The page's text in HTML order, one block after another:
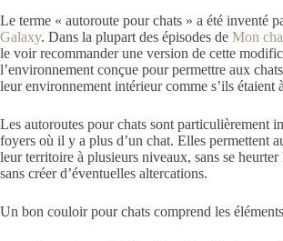
Le terme « autoroute pour chats » a été inventé
Galaxy. Dans la plupart des épisodes de Mon
le voir recommander une version de cette
l’environnement conçue pour permettre aux
leur environnement intérieur comme s’ils étaient
Les autoroutes pour chats sont particulièrement
foyers où il y a plus d’un chat. Elles permettent
leur territoire à plusieurs niveaux, sans se heurter
sans créer d’éventuelles altercations.
Un bon couloir pour chats comprend les